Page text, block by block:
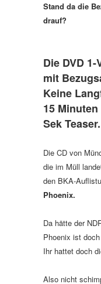
Stand da die
drauf?
Die DVD
mit
Keine
15
Sek Teaser.
Die CD von
die im Müll
den BKA-
Phoenix.
Da hätte der
Phoenix ist
Ihr hattet doch
Also nicht